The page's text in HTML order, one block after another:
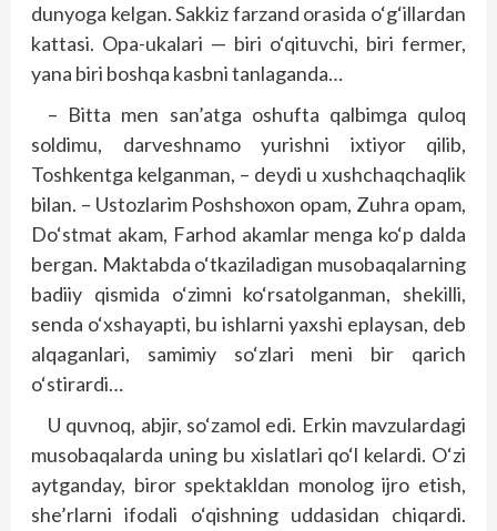
dunyoga kelgan. Sakkiz farzand orasida o‘g‘illardan
kattasi. Opa-ukalari — biri o‘qituvchi, biri fermer,
yana biri boshqa kasbni tanlaganda…
– Bitta men san’atga oshufta qalbimga quloq
soldimu, darveshnamo yurishni ixtiyor qilib,
Toshkentga kelganman, – deydi u xushchaqchaqlik
bilan. – Ustozlarim Poshshoxon opam, Zuhra opam,
Do‘stmat akam, Farhod akamlar menga ko‘p dalda
bergan. Maktabda o‘tkaziladigan musobaqalarning
badiiy qismida o‘zimni ko‘rsatolganman, shekilli,
senda o‘xshayapti, bu ishlarni yaxshi eplaysan, deb
alqaganlari, samimiy so‘zlari meni bir qarich
o‘stirardi…
U quvnoq, abjir, so‘zamol edi. Erkin mavzulardagi
musobaqalarda uning bu xislatlari qo‘l kelardi. O‘zi
aytganday, biror spektakldan monolog ijro etish,
she’rlarni ifodali o‘qishning uddasidan chiqardi.